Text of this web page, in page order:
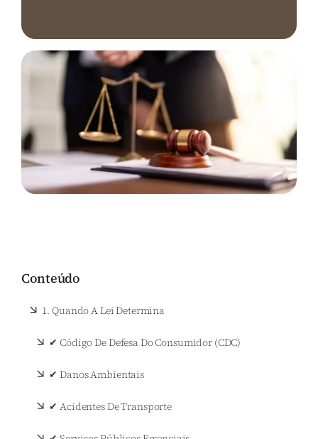
Conteúdo
1.Quando A Lei Determina
✔ Código De Defesa Do Consumidor (CDC)
✔ Danos Ambientais
✔ Acidentes De Transporte